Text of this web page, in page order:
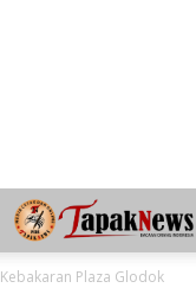
Kebakaran Plaza Glodok